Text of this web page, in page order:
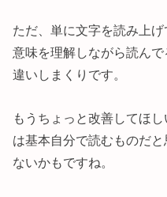
ただ、単に文字を読み上
意味を理解しながら読ん
違いしまくりです。
もうちょっと改善してほ
は基本自分で読むものだ
ないかもですね。